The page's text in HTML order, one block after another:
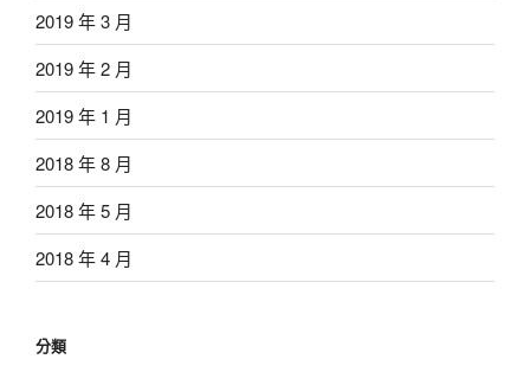
2019 年 3 月
2019 年 2 月
2019 年 1 月
2018 年 8 月
2018 年 5 月
2018 年 4 月
分類